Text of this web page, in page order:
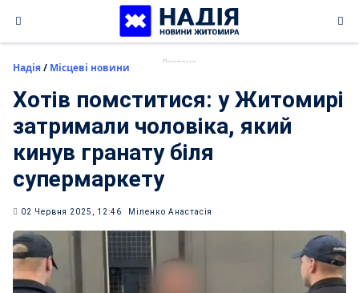
content
Надія/ Місцеві новини
Хотів помститися: у Житомирі
затримали чоловіка, який
кинув гранату біля
супермаркету
02 Червня 2025, 12:46 Міленко Анастасія